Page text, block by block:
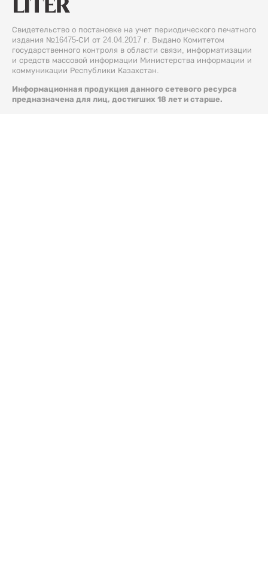
Свидетельство о постановке на учет периодического печатного
издания №16475-СИ от 24.04.2017 г. Выдано Комитетом
государственного контроля в области связи, информатизации
и средств массовой информации Министерства информации и
коммуникации Республики Казахстан.
Информационная продукция данного сетевого ресурса
предназначена для лиц, достигших 18 лет и старше.